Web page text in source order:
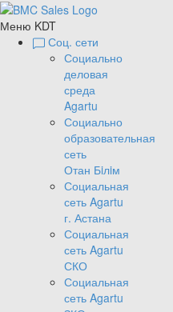
Меню KDT
Соц. сети
Социально
деловая
среда
Agartu
Социально
образовательная
сеть
Отан Бiлiм
Социальная
сеть Agartu
г. Астана
Социальная
сеть Agartu
СКО
Социальная
сеть Agartu